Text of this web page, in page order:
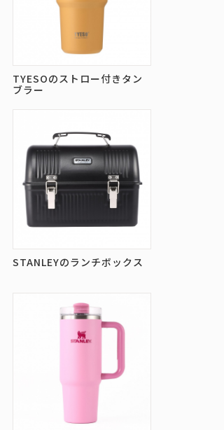
TYESOのストロー付きタン
ブラー
STANLEYのランチボックス